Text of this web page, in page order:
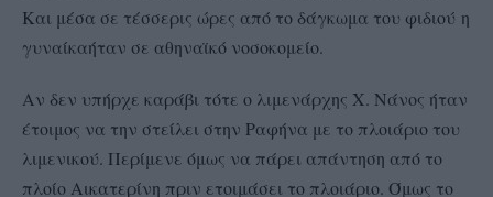
Και μέσα σε τέσσερις ώρες από το δάγκωμα του φιδιού η
γυναίκαήταν σε αθηναϊκό νοσοκομείο.
Αν δεν υπήρχε καράβι τότε ο λιμενάρχης Χ. Νάνος ήταν
έτοιμος να την στείλει στην Ραφήνα με το πλοιάριο του
λιμενικού. Περίμενε όμως να πάρει απάντηση από το
πλοίο Αικατερίνη πριν ετοιμάσει το πλοιάριο. Όμως το